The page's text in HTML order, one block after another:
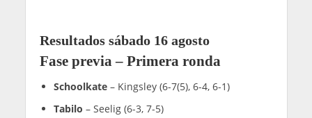
Resultados sábado 16 agosto
Fase previa – Primera ronda
Schoolkate– Kingsley (6-7(5), 6-4, 6-1)
Tabilo – Seelig (6-3, 7-5)